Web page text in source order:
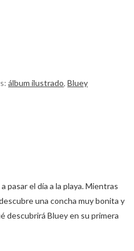
álbum ilustrado, Bluey
pasar el día a la playa. Mientras
una concha muy bonita y
descubrirá Bluey en su primera